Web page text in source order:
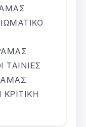
ΤΑΙΝΙΕΣ
ΚΡΙΤΙΚΗ